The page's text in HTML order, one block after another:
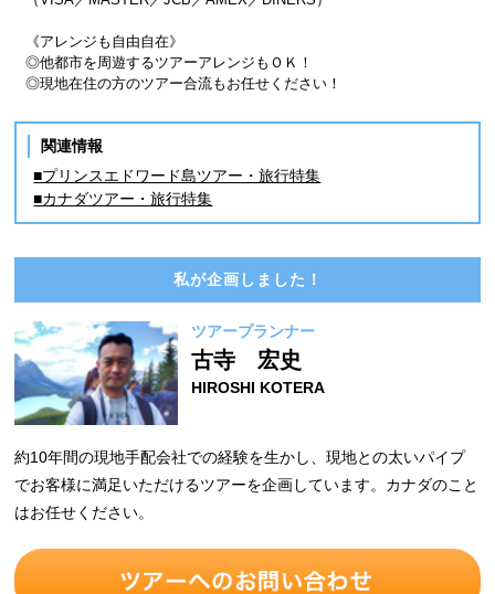
《アレンジも自由自在》
◎他都市を周遊するツアーアレンジもＯＫ！
◎現地在住の方のツアー合流もお任せください！
関連情報
■プリンスエドワード島ツアー・旅行特集
■カナダツアー・旅行特集
私が企画しました！
ツアープランナー
古寺 宏史
HIROSHI KOTERA
約10年間の現地手配会社での経験を生かし、現地との太いパイプ
でお客様に満足いただけるツアーを企画しています。カナダのこと
はお任せください。